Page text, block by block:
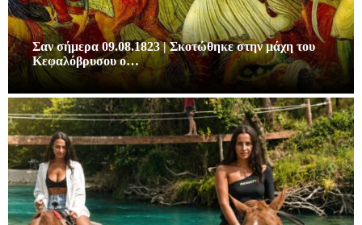
Σαν σήμερα 09.08.1823 | Σκοτώθηκε στην μάχη του
Κεφαλόβρυσου ο…